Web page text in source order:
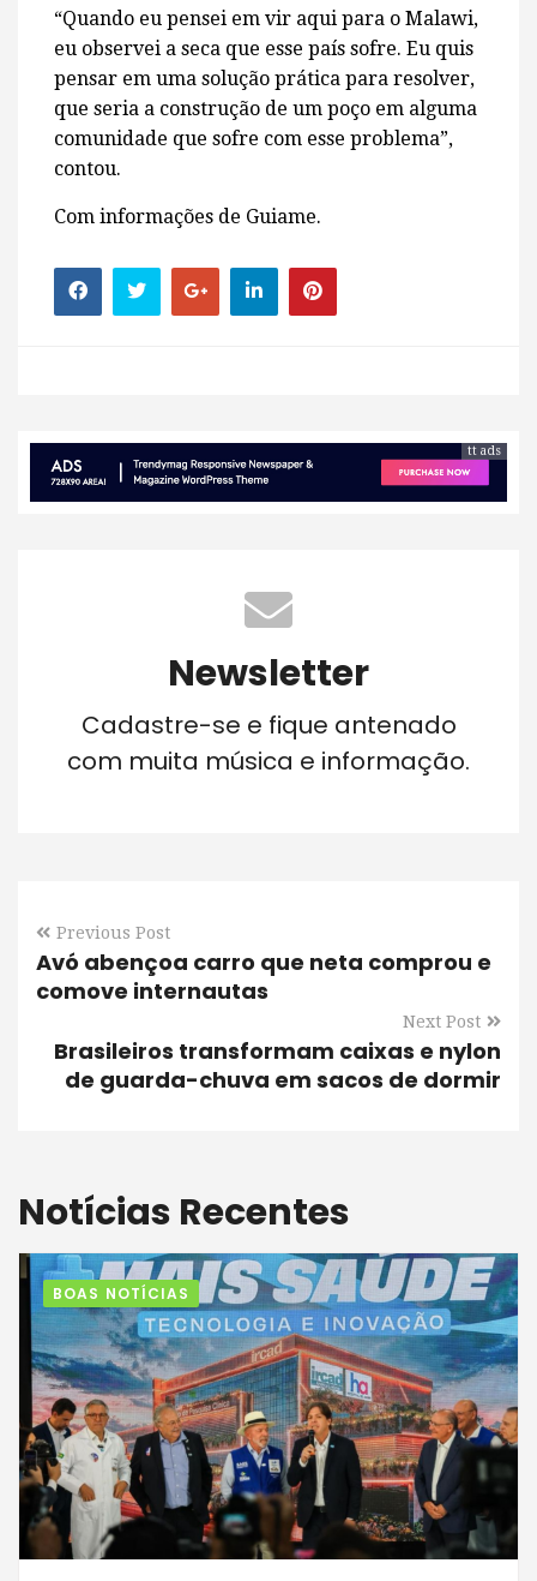
“Quando eu pensei em vir aqui para o Malawi,
eu observei a seca que esse país sofre. Eu quis
pensar em uma solução prática para resolver,
que seria a construção de um poço em alguma
comunidade que sofre com esse problema”,
contou.
Com informações de Guiame.
tt ads
Newsletter
Cadastre-se e fique antenado
com muita música e informação.
Previous Post
Avó abençoa carro que neta comprou e
comove internautas
Next Post
Brasileiros transformam caixas e nylon
de guarda-chuva em sacos de dormir
Notícias Recentes
BOAS NOTÍCIAS